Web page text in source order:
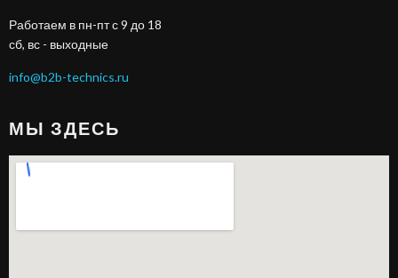
Работаем в пн-пт с 9 до 18
сб, вс - выходные
info@b2b-technics.ru
МЫ ЗДЕСЬ